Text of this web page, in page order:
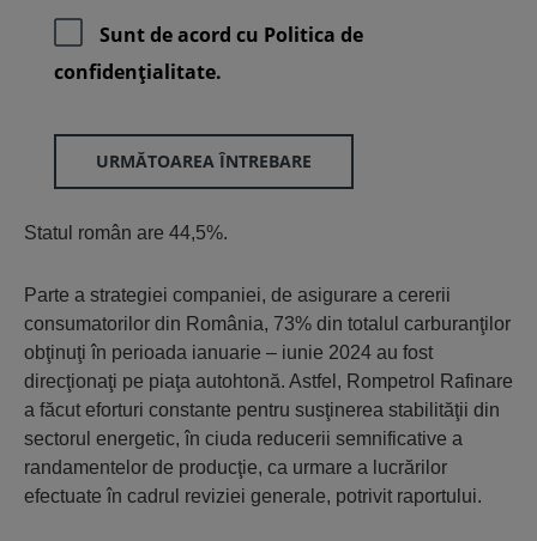
Sunt de acord cu Politica de
confidenţialitate.
URMĂTOAREA ÎNTREBARE
Statul român are 44,5%.
Parte a strategiei companiei, de asigurare a cererii
consumatorilor din România, 73% din totalul carburanţilor
obţinuţi în perioada ianuarie – iunie 2024 au fost
direcţionaţi pe piaţa autohtonă. Astfel, Rompetrol Rafinare
a făcut eforturi constante pentru susţinerea stabilităţii din
sectorul energetic, în ciuda reducerii semnificative a
randamentelor de producţie, ca urmare a lucrărilor
efectuate în cadrul reviziei generale, potrivit raportului.